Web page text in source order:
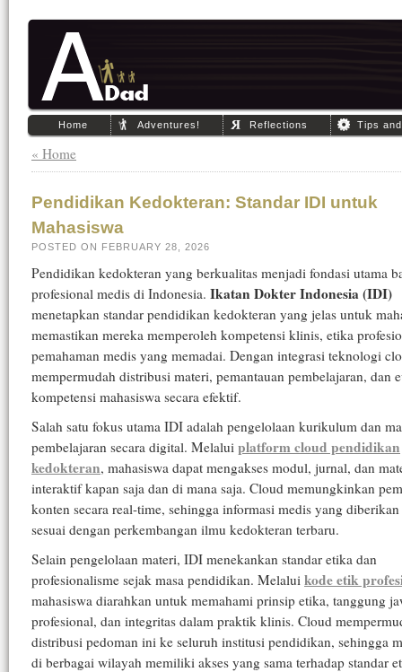
Home Adventures! Reflections Tips
« Home
Pendidikan Kedokteran: Standar IDI untuk
Mahasiswa
POSTED ON FEBRUARY 28, 2026
Pendidikan kedokteran yang berkualitas menjadi fondasi utama
profesional medis di Indonesia. Ikatan Dokter Indonesia (IDI)
menetapkan standar pendidikan kedokteran yang jelas untuk
memastikan mereka memperoleh kompetensi klinis, etika
pemahaman medis yang memadai. Dengan integrasi teknologi
mempermudah distribusi materi, pemantauan pembelajaran, dan
kompetensi mahasiswa secara efektif.
Salah satu fokus utama IDI adalah pengelolaan kurikulum dan
pembelajaran secara digital. Melalui platform cloud pendidikan
kedokteran, mahasiswa dapat mengakses modul, jurnal, dan
interaktif kapan saja dan di mana saja. Cloud memungkinkan
konten secara real-time, sehingga informasi medis yang
sesuai dengan perkembangan ilmu kedokteran terbaru.
Selain pengelolaan materi, IDI menekankan standar etika dan
profesionalisme sejak masa pendidikan. Melalui kode etik
mahasiswa diarahkan untuk memahami prinsip etika, tanggung
profesional, dan integritas dalam praktik klinis. Cloud
distribusi pedoman ini ke seluruh institusi pendidikan, sehingga
di berbagai wilayah memiliki akses yang sama terhadap standar